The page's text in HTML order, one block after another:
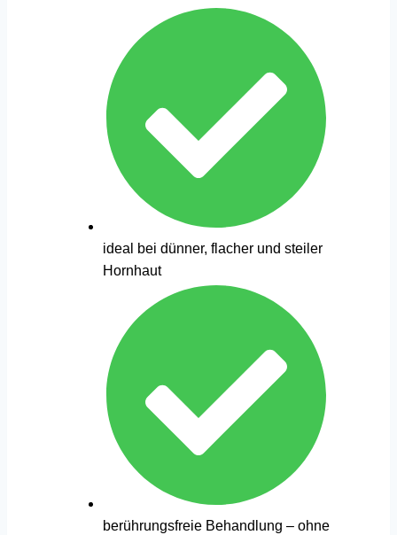
ideal bei dünner, flacher und steiler
Hornhaut
berührungsfreie Behandlung – ohne